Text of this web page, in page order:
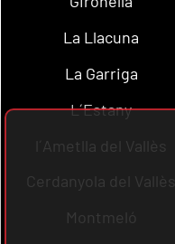
La Llacuna
La Garriga
L´Estany
l´Ametlla del Vallès
Cerdanyola del Vallès
Montmeló